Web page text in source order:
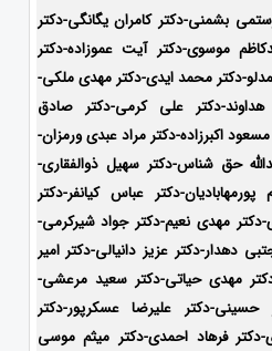
بشمنی-دکتر کامران یگانگی-دکتر
موسوی-دکتر آیت عموزاده-دکتر
دکتر محمد ایدی-دکتر مهدی ملکی-
دکتر علی کرمی-دکتر صادق
اکبرزاده-دکتر مراد عبدی ورمزان-
حق شناس-دکتر سهیل ذوالفقاری-
دکتر عباس کیانفر-دکتر
مهدی نعیم-دکتر جواد شیرکرمی-
دهدار-دکتر عزیز دانیالی-دکتر امیر
مهدی حیاتی-دکتر سعید مرعشی-
دکتر علیرضا عسکرپور-دکتر
فرهاد احمدی-دکتر میثم موسی